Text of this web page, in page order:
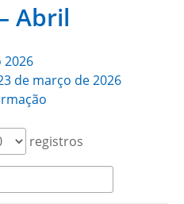
Abril
2026
de março de 2026
registros